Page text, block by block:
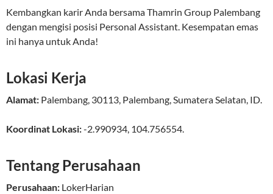
Kembangkan karir Anda bersama Thamrin Group Palembang
dengan mengisi posisi Personal Assistant. Kesempatan emas
ini hanya untuk Anda!
Lokasi Kerja
Alamat: Palembang, 30113, Palembang,Sumatera Selatan, ID.
Koordinat Lokasi:-2.990934, 104.756554.
Tentang Perusahaan
Perusahaan: LokerHarian